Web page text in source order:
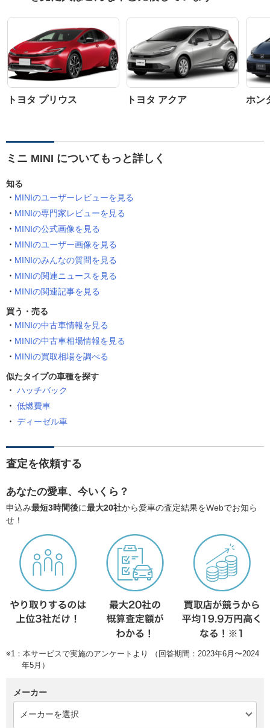
トヨタ プリウス トヨタ アクア ホン
ミニ MINI についてもっと詳しく
知る
MINIのユーザーレビューを見る
MINIの専門家レビューを見る
MINIの公式画像を見る
MINIのユーザー画像を見る
MINIのみんなの質問を見る
MINIの関連ニュースを見る
MINIの関連記事を見る
買う・売る
MINIの中古車情報を見る
MINIの中古車相場情報を見る
MINIの買取相場を調べる
似たタイプの車種を探す
ハッチバック
低燃費車
ディーゼル車
査定を依頼する
あなたの愛車、今いくら？
申込み最短3時間後に最大20社から愛車の査定結果をWebでお知ら
せ！
※1：本サービスで実施のアンケートより （回答期間：2023年6月〜2024
年5月）
メーカー